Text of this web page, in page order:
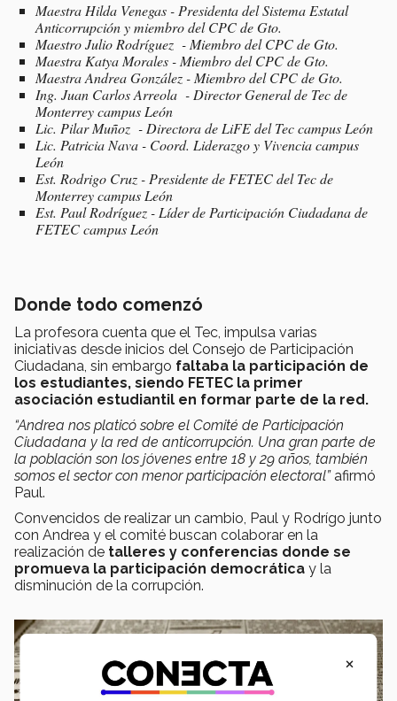
Maestra Hilda Venegas - Presidenta del Sistema Estatal
Anticorrupción y miembro del CPC de Gto.
Maestro Julio Rodríguez - Miembro del CPC de Gto.
Maestra Katya Morales - Miembro del CPC de Gto.
Maestra Andrea González - Miembro del CPC de Gto.
Ing. Juan Carlos Arreola - Director General de Tec de
Monterrey campus León
Lic. Pilar Muñoz - Directora de LiFE del Tec campus León
Lic. Patricia Nava - Coord. Liderazgo y Vivencia campus
León
Est. Rodrigo Cruz - Presidente de FETEC del Tec de
Monterrey campus León
Est. Paul Rodríguez - Líder de Participación Ciudadana de
FETEC campus León
Donde todo comenzó
La profesora cuenta que el Tec, impulsa varias
iniciativas desde inicios del Consejo de Participación
Ciudadana, sin embargo faltaba la participación de
los estudiantes, siendo FETEC la primer
asociación estudiantil en formar parte de la red.
“Andrea nos platicó sobre el Comité de Participación
Ciudadana y la red de anticorrupción. Una gran parte de
la población son los jóvenes entre 18 y 29 años, también
somos el sector con menor participación electoral” afirmó
Paul.
Convencidos de realizar un cambio, Paul y Rodrígo junto
con Andrea y el comité buscan colaborar en la
realización de talleres y conferencias donde se
promueva la participación democrática y la
disminución de la corrupción.
×